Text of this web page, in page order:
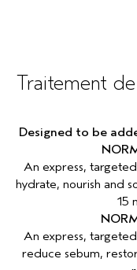
Traitement
Designed to be
An express,
hydrate, nourish and
15
An express,
reduce sebum,